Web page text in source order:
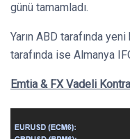
günü tamamladı.
Yarın ABD tarafında
tarafında ise Almanya
Emtia & FX Vadeli